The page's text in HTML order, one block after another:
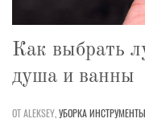
Как выбрать
душа и ванны
ОТ ALEKSEY,УБОРКАИНСТРУМЕНТЫ